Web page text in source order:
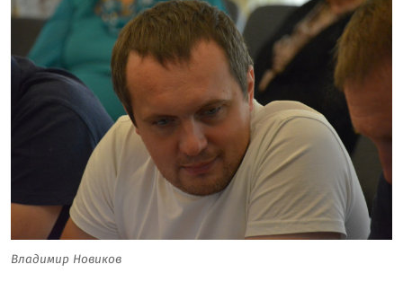
Владимир Новиков